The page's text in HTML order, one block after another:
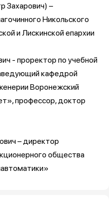
–
Никольского
и Лискинской епархии
- проректор по учебной
кафедрой
Воронежский
профессор, доктор
– директор
общества